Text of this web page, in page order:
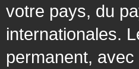
votre pays, du
internationales.
permanent,